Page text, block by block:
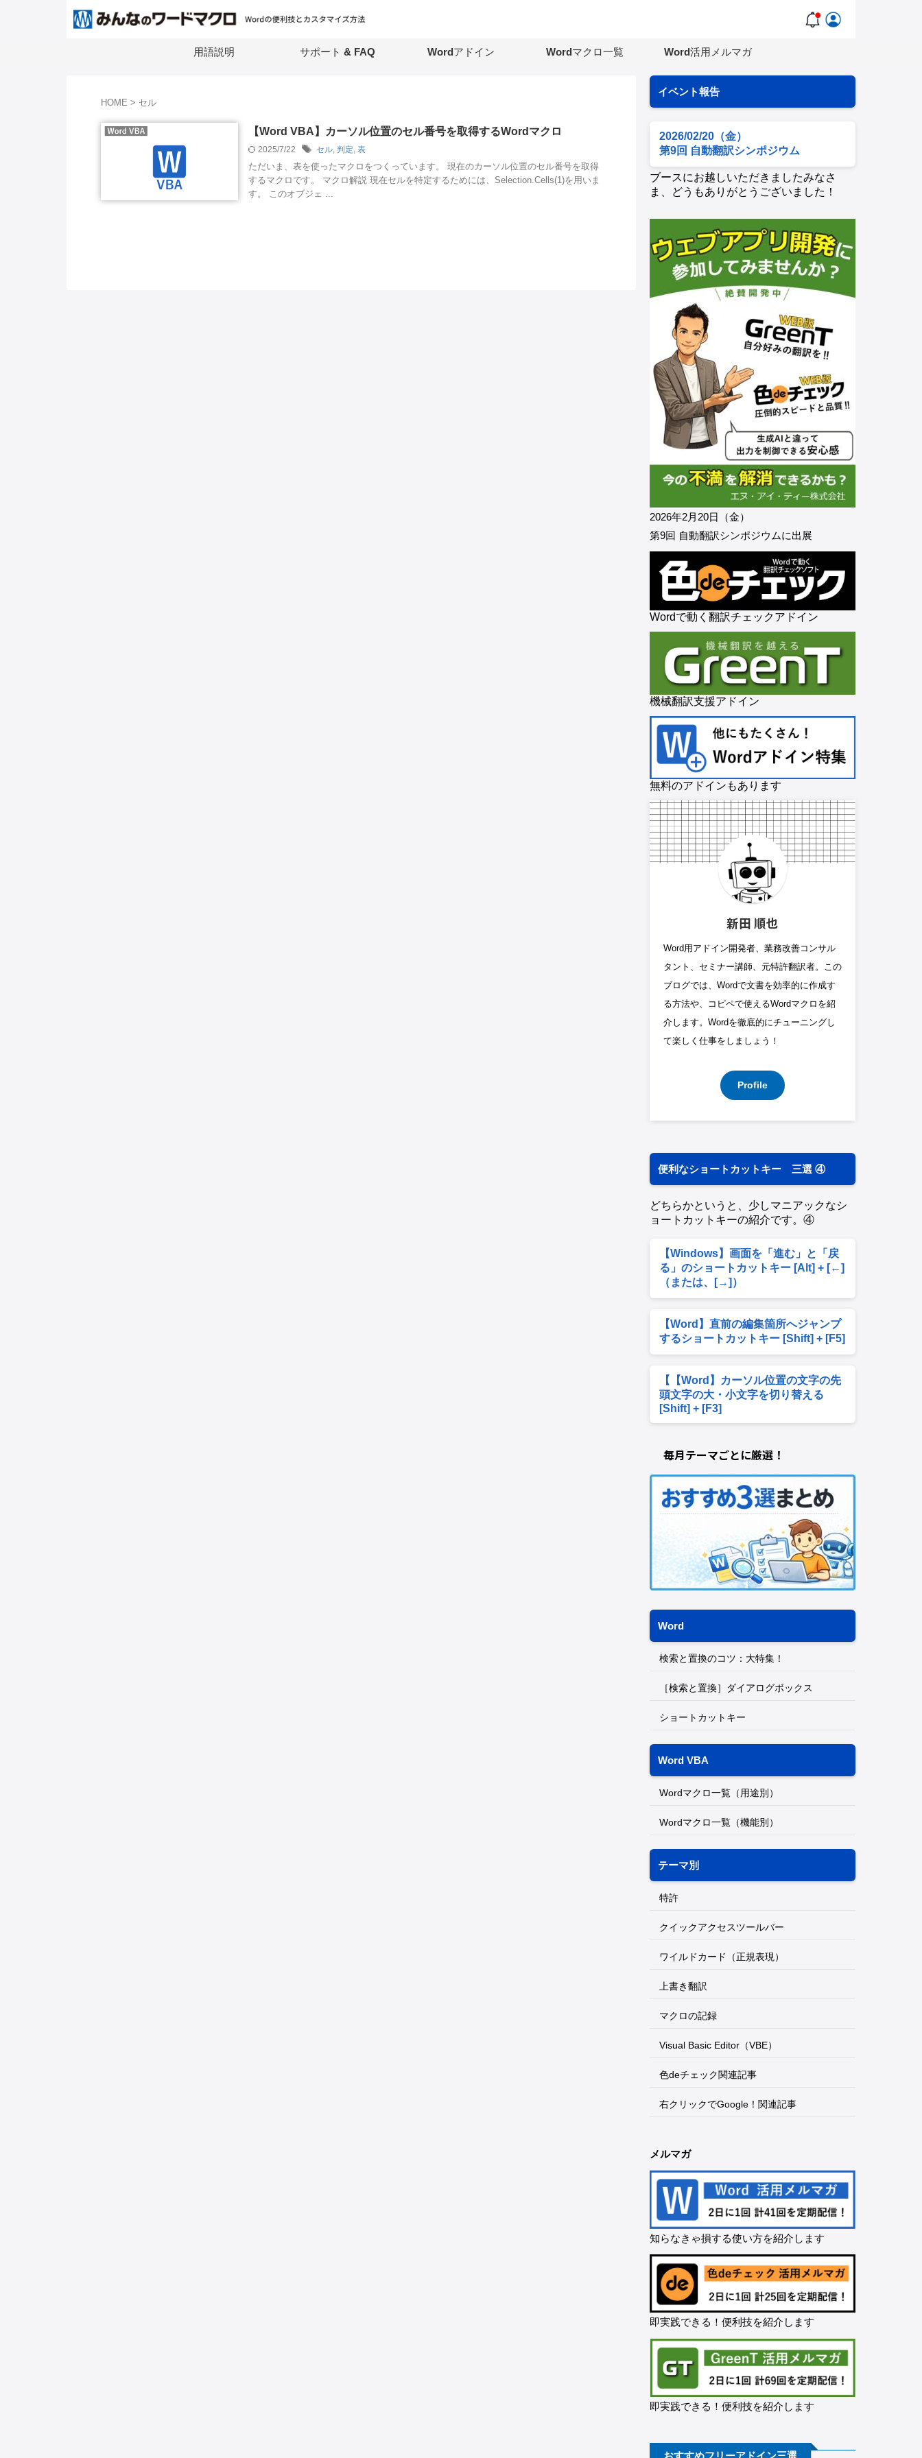
用語説明 サポート & FAQ Wordアドイン Wordマクロ一覧 Word活用メルマガ
HOME > セル
【Word VBA】カーソル位置のセル番号を取得するWordマクロ
2025/7/22 セル, 判定, 表
ただいま、表を使ったマクロをつくっています。 現在のカーソル位置のセル番号を取得
するマクロです。 マクロ解説 現在セルを特定するためには、Selection.Cells(1)を用いま
す。 このオブジェ ...
イベント報告
2026/02/20（金）
第9回 自動翻訳シンポジウム
ブースにお越しいただきましたみなさ
ま、どうもありがとうございました！
2026年2月20日（金）
第9回 自動翻訳シンポジウムに出展
Wordで動く翻訳チェックアドイン
機械翻訳支援アドイン
無料のアドインもあります
新田 順也
Word用アドイン開発者、業務改善コンサル
タント、セミナー講師、元特許翻訳者。この
ブログでは、Wordで文書を効率的に作成す
る方法や、コピペで使えるWordマクロを紹
介します。Wordを徹底的にチューニングし
て楽しく仕事をしましょう！
Profile
便利なショートカットキー 三選 ④
どちらかというと、少しマニアックなシ
ョートカットキーの紹介です。④
【Windows】画面を「進む」と「戻
る」のショートカットキー [Alt] + [←]
（または、[→]）
【Word】直前の編集箇所へジャンプ
するショートカットキー [Shift] + [F5]
【【Word】カーソル位置の文字の先
頭文字の大・小文字を切り替える
[Shift] + [F3]
毎月テーマごとに厳選！
Word
検索と置換のコツ：大特集！
［検索と置換］ダイアログボックス
ショートカットキー
Word VBA
Wordマクロ一覧（用途別）
Wordマクロ一覧（機能別）
テーマ別
特許
クイックアクセスツールバー
ワイルドカード（正規表現）
上書き翻訳
マクロの記録
Visual Basic Editor（VBE）
色deチェック関連記事
右クリックでGoogle！関連記事
メルマガ
知らなきゃ損する使い方を紹介します
即実践できる！便利技を紹介します
即実践できる！便利技を紹介します
おすすめフリーアドイン三選